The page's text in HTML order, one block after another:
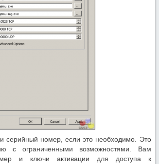
серийный номер, если это необходимо. Это
с ограниченными возможностями. Вам
и ключи активации для доступа к